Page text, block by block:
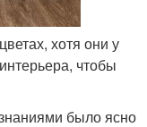
хотя они у
чтобы
было ясно